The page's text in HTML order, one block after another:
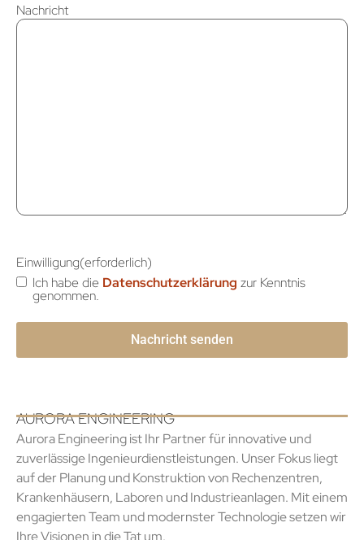
Nachricht
Einwilligung(erforderlich)
Ich habe die Datenschutzerklärung zur Kenntnis
genommen.
AURORA ENGINEERING
Aurora Engineering ist Ihr Partner für innovative und
zuverlässige Ingenieurdienstleistungen. Unser Fokus liegt
auf der Planung und Konstruktion von Rechenzentren,
Krankenhäusern, Laboren und Industrieanlagen. Mit einem
engagierten Team und modernster Technologie setzen wir
Ihre Visionen in die Tat um.